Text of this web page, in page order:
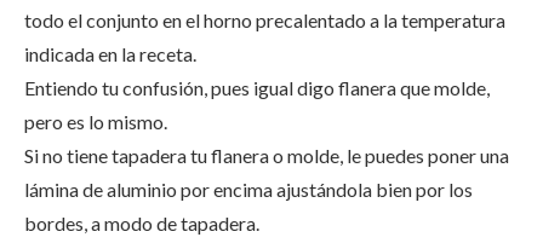
todo el conjunto en el horno precalentado a la temperatura
indicada en la receta.
Entiendo tu confusión, pues igual digo flanera que molde,
pero es lo mismo.
Si no tiene tapadera tu flanera o molde, le puedes poner una
lámina de aluminio por encima ajustándola bien por los
bordes, a modo de tapadera.